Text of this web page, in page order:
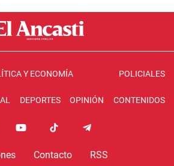
Y ECONOMÍA POLICIALES
DEPORTES OPINIÓN CONTENIDOS
Contacto RSS